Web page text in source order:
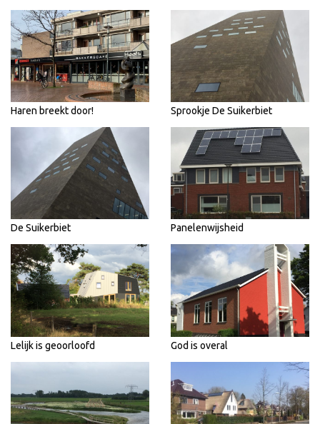
Haren breekt door! Sprookje De Suikerbiet
De Suikerbiet Panelenwijsheid
Lelijk is geoorloofd God is overal